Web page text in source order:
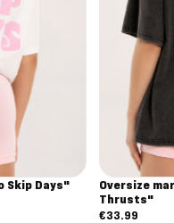
Skip Days"
Oversize
Thrusts"
€33.99